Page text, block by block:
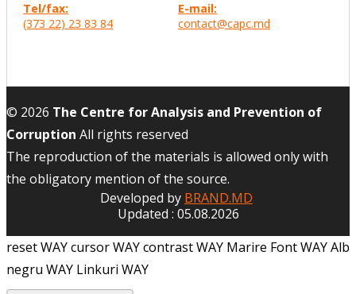
Tel/fax:
(373 22) 23 83 84
E-mail:
contact@capc.md
© 2026 The Centre for Analysis and Prevention of
Corruption All rights reserved
The reproduction of the materials is allowed only with
the obligatory mention of the source.
Developed by BRAND.MD
Updated : 05.08.2026
reset WAYcursor WAYcontrast WAY Marire Font WAYAlb
negru WAY Linkuri WAY